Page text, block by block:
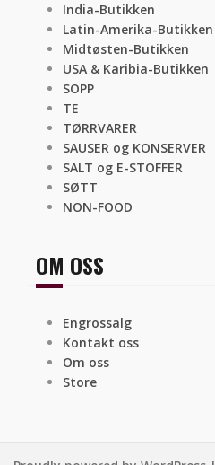
India-Butikken
Latin-Amerika-Butikken
Midtøsten-Butikken
USA & Karibia-Butikken
SOPP
TE
TØRRVARER
SAUSER og KONSERVER
SALT og E-STOFFER
SØTT
NON-FOOD
OM OSS
Engrossalg
Kontakt oss
Om oss
Store